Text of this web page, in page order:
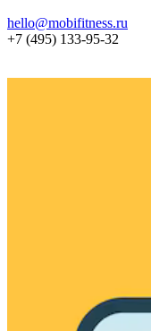
hello@mobifitness.ru
+7 (495) 133-95-32